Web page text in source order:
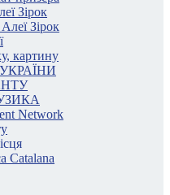
Зірок
Зірок
картину
Network
Catalana